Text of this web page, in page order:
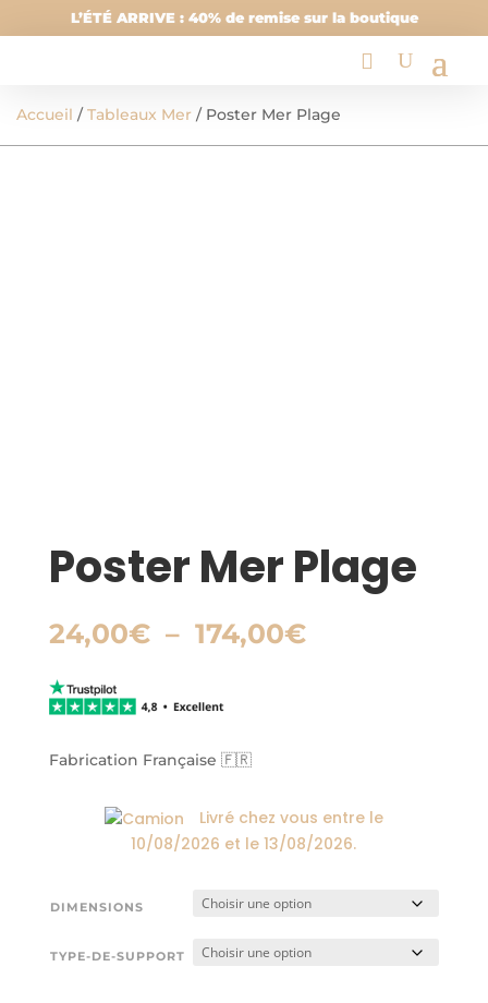
L’ÉTÉ ARRIVE : 40% de remise sur la boutique
Accueil /Tableaux Mer / Poster Mer Plage
Poster Mer Plage
24,00€ – 174,00€Plage
Fabrication Française 🇫🇷
Livré chez vous entre le
10/08/2026 et le13/08/2026.
DIMENSIONS
TYPE-DE-SUPPORT